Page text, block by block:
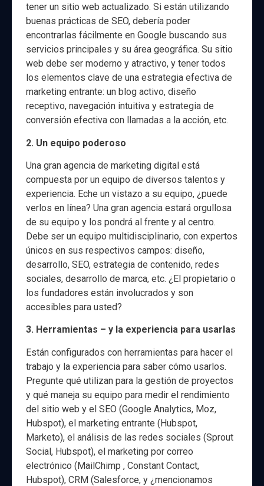
tener un sitio web actualizado. Si están utilizando
buenas prácticas de SEO, debería poder
encontrarlas fácilmente en Google buscando sus
servicios principales y su área geográfica. Su sitio
web debe ser moderno y atractivo, y tener todos
los elementos clave de una estrategia efectiva de
marketing entrante: un blog activo, diseño
receptivo, navegación intuitiva y estrategia de
conversión efectiva con llamadas a la acción, etc.
2. Un equipo poderoso
Una gran agencia de marketing digital está
compuesta por un equipo de diversos talentos y
experiencia. Eche un vistazo a su equipo, ¿puede
verlos en línea? Una gran agencia estará orgullosa
de su equipo y los pondrá al frente y al centro.
Debe ser un equipo multidisciplinario, con expertos
únicos en sus respectivos campos: diseño,
desarrollo, SEO, estrategia de contenido, redes
sociales, desarrollo de marca, etc. ¿El propietario o
los fundadores están involucrados y son
accesibles para usted?
3. Herramientas – y la experiencia para usarlas
Están configurados con herramientas para hacer el
trabajo y la experiencia para saber cómo usarlos.
Pregunte qué utilizan para la gestión de proyectos
y qué maneja su equipo para medir el rendimiento
del sitio web y el SEO (Google Analytics, Moz,
Hubspot), el marketing entrante (Hubspot,
Marketo), el análisis de las redes sociales (Sprout
Social, Hubspot), el marketing por correo
electrónico (MailChimp , Constant Contact,
Hubspot), CRM (Salesforce, y ¿mencionamos